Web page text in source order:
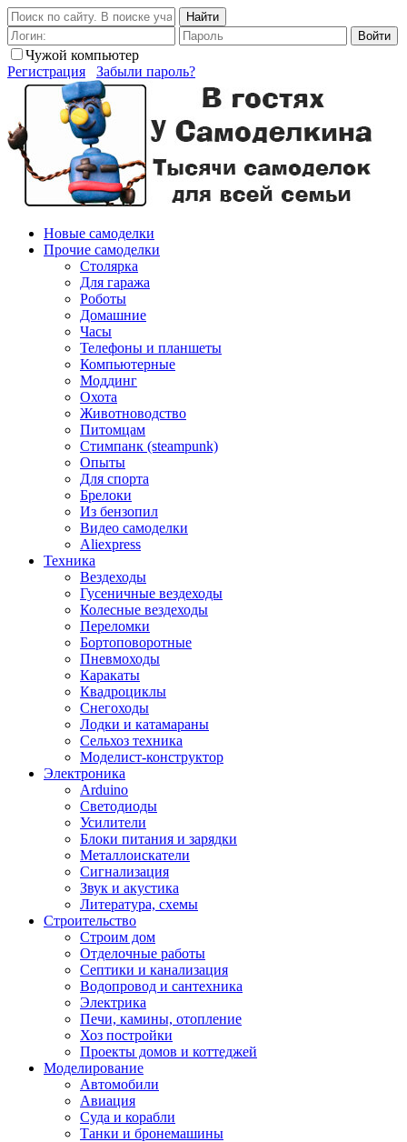
Найти
Войти
Чужой компьютер
Регистрация
Забыли пароль?
Новые самоделки
Прочие самоделки
Столярка
Для гаража
Роботы
Домашние
Часы
Телефоны и планшеты
Компьютерные
Моддинг
Охота
Животноводство
Питомцам
Стимпанк (steampunk)
Опыты
Для спорта
Брелоки
Из бензопил
Видео самоделки
Aliexpress
Техника
Вездеходы
Гусеничные вездеходы
Колесные вездеходы
Переломки
Бортоповоротные
Пневмоходы
Каракаты
Квадроциклы
Снегоходы
Лодки и катамараны
Сельхоз техника
Моделист-конструктор
Электроника
Arduino
Светодиоды
Усилители
Блоки питания и зарядки
Металлоискатели
Сигнализация
Звук и акустика
Литература, схемы
Строительство
Строим дом
Отделочные работы
Септики и канализация
Водопровод и сантехника
Электрика
Печи, камины, отопление
Хоз постройки
Проекты домов и коттеджей
Моделирование
Автомобили
Авиация
Суда и корабли
Танки и бронемашины